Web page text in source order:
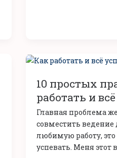
10 простых
работать и
Главная проблема
совместить
любимую работу, это
успевать. Меня этот
10
правил
как
работать
и
всё
успевать